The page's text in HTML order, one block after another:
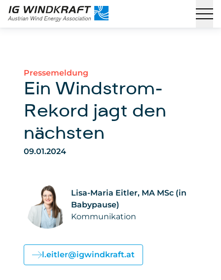
Pressemeldung
Ein Windstrom-
Rekord jagt den
nächsten
09.01.2024
Lisa-Maria Eitler, MA MSc (in
Babypause)
Kommunikation
l.eitler@igwindkraft.at